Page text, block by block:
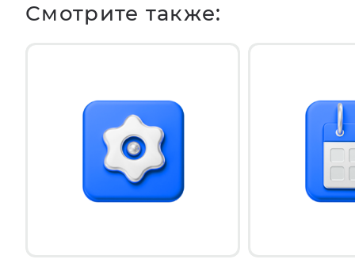
Смотрите также: